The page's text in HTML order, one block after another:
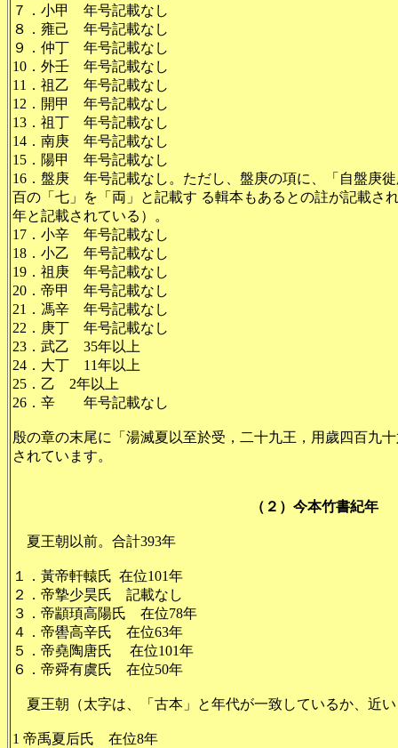
７．小甲 年号記載なし
８．雍己 年号記載なし
９．仲丁 年号記載なし
10．外壬 年号記載なし
11．祖乙 年号記載なし
12．開甲 年号記載なし
13．祖丁 年号記載なし
14．南庚 年号記載なし
15．陽甲 年号記載なし
16．盤庚 年号記載なし。ただし、盤庚の項に、「自盤庚
百の「七」を「両」と記載す る輯本もあるとの註が記載さ
年と記載されている）。
17．小辛 年号記載なし
18．小乙 年号記載なし
19．祖庚 年号記載なし
20．帝甲 年号記載なし
21．馮辛 年号記載なし
22．庚丁 年号記載なし
23．武乙 35年以上
24．大丁 11年以上
25．乙 2年以上
26．辛 年号記載なし
殷の章の末尾に「湯滅夏以至於受，二十九王，用歲四百九
されています。
（２）今本竹書紀年
夏王朝以前。合計393年
１．黃帝軒轅氏 在位101年
２．帝摯少昊氏 記載なし
３．帝顓頊高陽氏 在位78年
４．帝嚳高辛氏 在位63年
５．帝堯陶唐氏 在位101年
６．帝舜有虞氏 在位50年
夏王朝（太字は、「古本」と年代が一致しているか、近
1 帝禹夏后氏 在位8年